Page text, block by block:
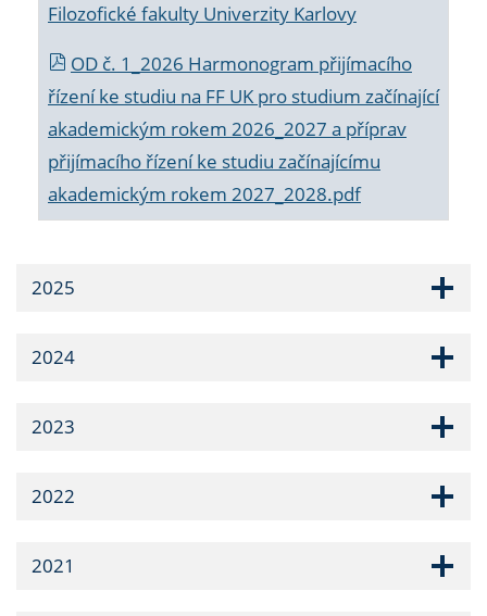
Filozofické fakulty Univerzity Karlovy
OD č. 1_2026 Harmonogram přijímacího
řízení ke studiu na FF UK pro studium začínající
akademickým rokem 2026_2027 a příprav
přijímacího řízení ke studiu začínajícímu
akademickým rokem 2027_2028.pdf
2025
2024
2023
2022
2021